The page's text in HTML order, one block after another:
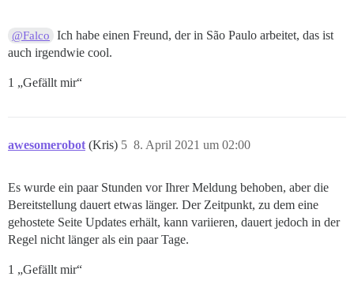
@Falco
Ich habe einen Freund, der in São Paulo arbeitet, das ist
auch irgendwie cool.
1 „Gefällt mir“
awesomerobot (Kris) 8. April 2021 um 02:00
5
Es wurde ein paar Stunden vor Ihrer Meldung behoben, aber die
Bereitstellung dauert etwas länger. Der Zeitpunkt, zu dem eine
gehostete Seite Updates erhält, kann variieren, dauert jedoch in der
Regel nicht länger als ein paar Tage.
1 „Gefällt mir“